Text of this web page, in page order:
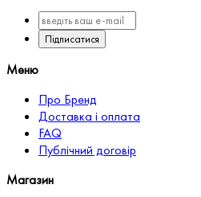
Підписатися
Меню
Про Бренд
Доставка і оплата
FAQ
Публічний договір
Магазин